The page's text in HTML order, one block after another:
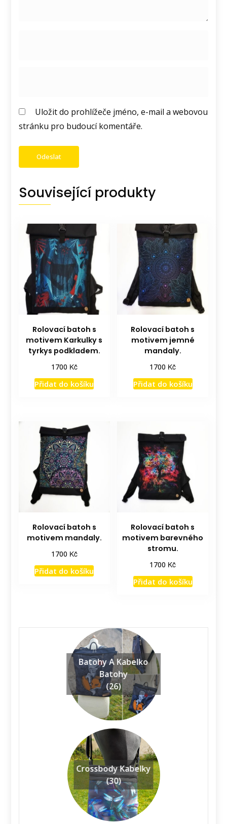
Uložit do prohlížeče jméno, e-mail a webovou
stránku pro budoucí komentáře.
Související produkty
Rolovací batoh s
motivem Karkulky s
tyrkys podkladem.
1700 Kč
Přidat do košíku
Rolovací batoh s
motivem jemné
mandaly.
1700 Kč
Přidat do košíku
Rolovací batoh s
motivem mandaly.
1700 Kč
Přidat do košíku
Rolovací batoh s
motivem barevného
stromu.
1700 Kč
Přidat do košíku
Batohy A Kabelko
Batohy
(26)
Crossbody Kabelky
(30)